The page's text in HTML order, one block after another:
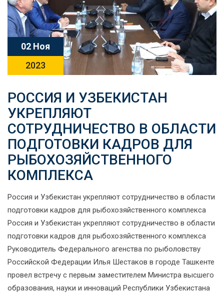
02 Ноя
2023
РОССИЯ И УЗБЕКИСТАН
УКРЕПЛЯЮТ
СОТРУДНИЧЕСТВО В ОБЛАСТИ
ПОДГОТОВКИ КАДРОВ ДЛЯ
РЫБОХОЗЯЙСТВЕННОГО
КОМПЛЕКСА
Россия и Узбекистан укрепляют сотрудничество в области
подготовки кадров для рыбохозяйственного комплекса
Россия и Узбекистан укрепляют сотрудничество в области
подготовки кадров для рыбохозяйственного комплекса
Руководитель Федерального агенства по рыболовству
Российской Федерации Илья Шестаков в городе Ташкенте
провел встречу с первым заместителем Министра высшего
образования, науки и инноваций Республики Узбекистана